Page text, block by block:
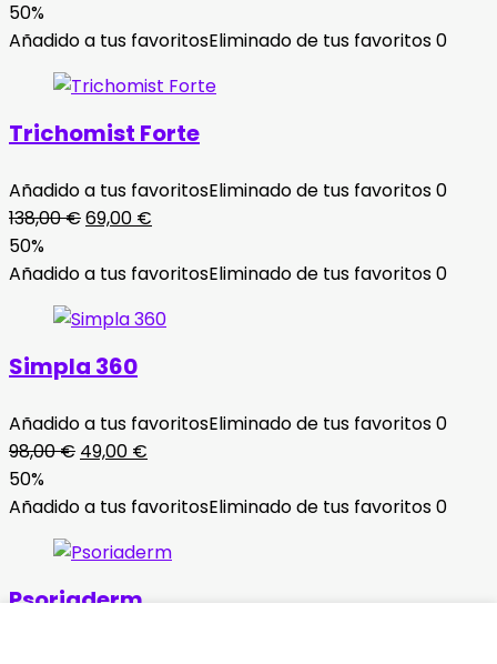
original
98,00 €.
actual
49,00 €.
50%
Añadido a tus favoritosEliminado de tus favoritos0
Trichomist Forte
Añadido a tus favoritosEliminado de tus favoritos0
138,00€El
original
138,00 €.
69,00 €
actual
69,00 €.
50%
Añadido a tus favoritosEliminado de tus favoritos0
Simpla 360
Añadido a tus favoritosEliminado de tus favoritos0
98,00€ El
original
98,00 €.
49,00 €
actual
49,00 €.
50%
Añadido a tus favoritosEliminado de tus favoritos0
Psoriaderm